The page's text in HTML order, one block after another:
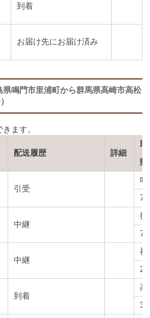
到着
お届け先にお届け済み
県鳴門市里浦町から群馬県高崎市高松
配送履歴 詳細
取
郵
引受
鳴
中継
徳
中継
神
到着
高